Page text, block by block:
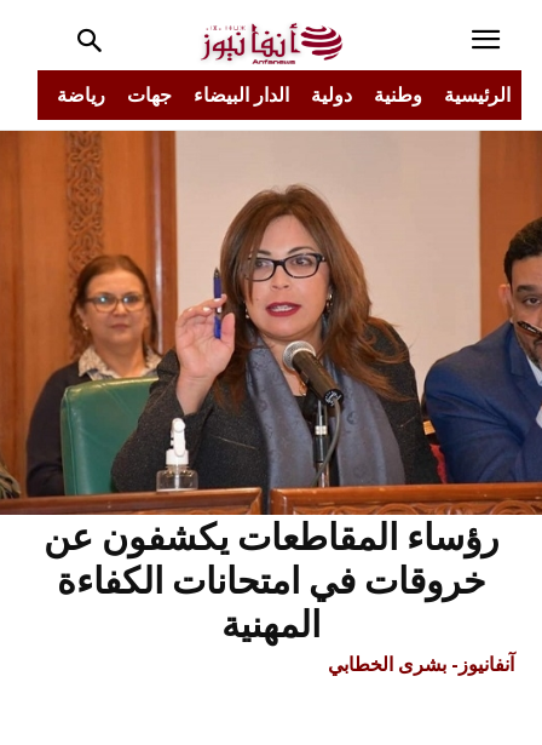
الرئيسية وطنية دولية الدار البيضاء جهات رياضة
رؤساء المقاطعات يكشفون عن
خروقات في امتحانات الكفاءة
المهنية
آنفانيوز- بشرى الخطابي